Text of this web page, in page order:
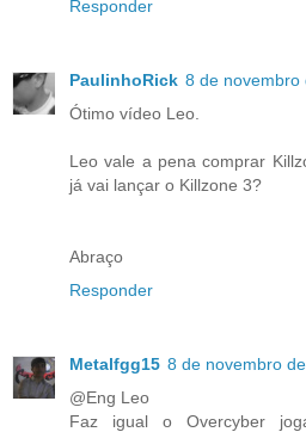
Responder
PaulinhoRick 8 de novembro
Ótimo vídeo Leo.
Leo vale a pena comprar
já vai lançar o Killzone 3?
Abraço
Responder
Metalfgg15 8 de novembro
@Eng Leo
Faz igual o Overcyber